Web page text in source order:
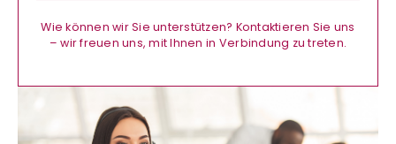
Wie können wir Sie unterstützen? Kontaktieren Sie uns
– wir freuen uns, mit Ihnen in Verbindung zu treten.